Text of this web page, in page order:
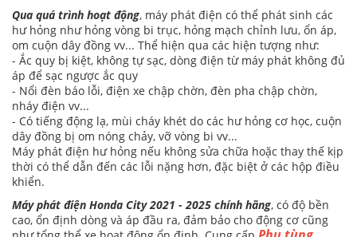
Qua quá trình hoạt động, máy phát điện có thể phát sinh các
hư hỏng như hỏng vòng bi trục, hỏng mạch chỉnh lưu, ổn áp,
om cuộn dây đồng vv... Thể hiện qua các hiện tượng như:
- Ắc quy bị kiệt, không tự sạc, dòng điện từ máy phát không đủ
áp để sạc ngược ắc quy
- Nổi đèn báo lỗi, điện xe chập chờn, đèn pha chập chờn,
nháy điện vv...
- Có tiếng động lạ, mùi cháy khét do các hư hỏng cơ học, cuộn
dây đồng bị om nóng chảy, vỡ vòng bi vv...
Máy phát điện hư hỏng nếu không sửa chữa hoặc thay thế kịp
thời có thể dẫn đến các lỗi nặng hơn, đặc biệt ở các hộp điều
khiển.
Máy phát điện Honda City 2021 - 2025 chính hãng, có độ bền
cao, ổn định dòng và áp đầu ra, đảm bảo cho động cơ cũng